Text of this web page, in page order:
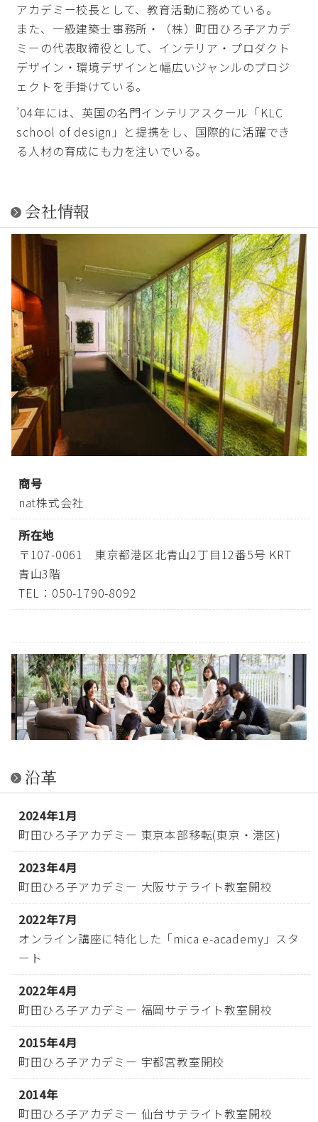
アカデミー校長として、教育活動に務めている。
また、一級建築士事務所・（株）町田ひろ子アカデ
ミーの代表取締役として、インテリア・プロダクト
デザイン・環境デザインと幅広いジャンルのプロジ
ェクトを手掛けている。
’04年には、英国の名門インテリアスクール「KLC
school of design」と提携をし、国際的に活躍でき
る人材の育成にも力を注いでいる。
会社情報
商号
nat株式会社
所在地
〒107-0061 東京都港区北青山2丁目12番5号 KRT
青山3階
TEL：050-1790-8092
沿革
2024年1月
町田ひろ子アカデミー 東京本部移転(東京・港区)
2023年4月
町田ひろ子アカデミー 大阪サテライト教室開校
2022年7月
オンライン講座に特化した「mica e-academy」スタ
ート
2022年4月
町田ひろ子アカデミー 福岡サテライト教室開校
2015年4月
町田ひろ子アカデミー 宇都宮教室開校
2014年
町田ひろ子アカデミー 仙台サテライト教室開校